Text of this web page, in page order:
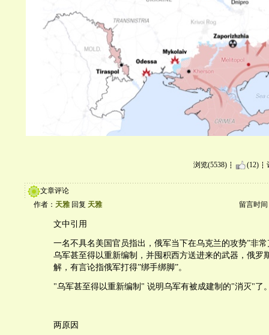
浏览(5538) (12)
文章评论
作者： 天雅 回复 天雅 留言时间
文中引用
一名不具名美国官员指出，俄军当下在乌克兰的攻势”非
乌军甚至得以重新编制，并囤积西方送进来的武器，俄罗
解，有言论指俄军打得”绑手绑脚”。
"乌军甚至得以重新编制" 说明乌军有被成建制的"消灭"了
两原因